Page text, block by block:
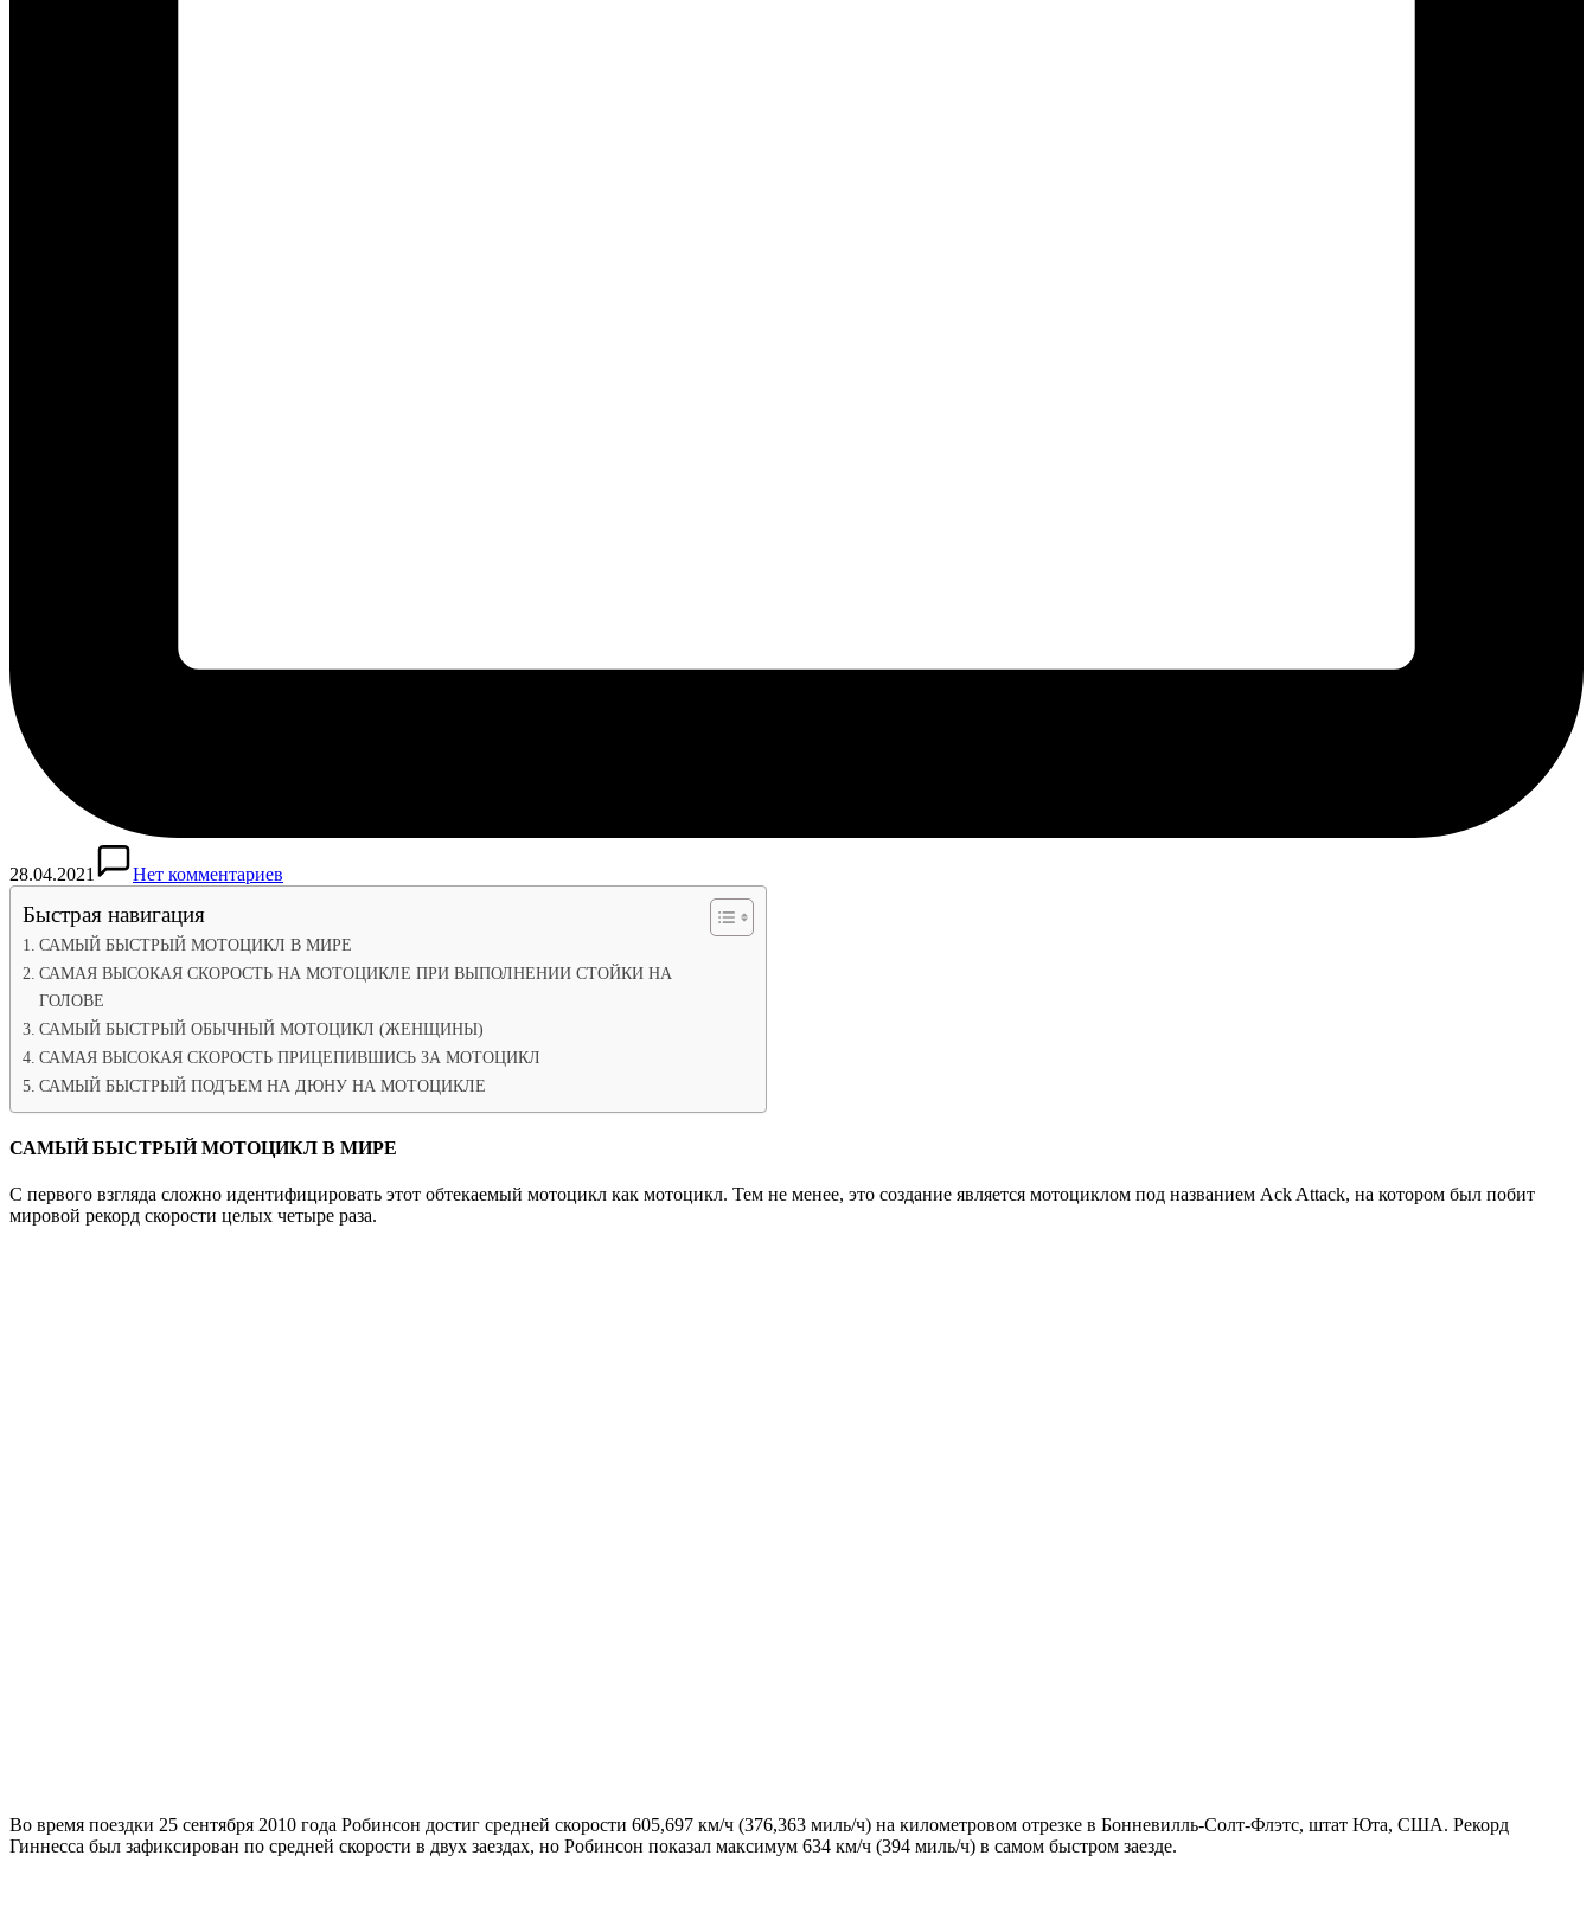
28.04.2021 Нет комментариев
Быстрая навигация
САМЫЙ БЫСТРЫЙ МОТОЦИКЛ В МИРЕ
САМАЯ ВЫСОКАЯ СКОРОСТЬ НА МОТОЦИКЛЕ ПРИ ВЫПОЛНЕНИИ СТОЙКИ НА
ГОЛОВЕ
САМЫЙ БЫСТРЫЙ ОБЫЧНЫЙ МОТОЦИКЛ (ЖЕНЩИНЫ)
САМАЯ ВЫСОКАЯ СКОРОСТЬ ПРИЦЕПИВШИСЬ ЗА МОТОЦИКЛ
САМЫЙ БЫСТРЫЙ ПОДЪЕМ НА ДЮНУ НА МОТОЦИКЛЕ
САМЫЙ БЫСТРЫЙ МОТОЦИКЛ В МИРЕ
С первого взгляда сложно идентифицировать этот обтекаемый мотоцикл как мотоцикл. Тем не менее, это создание является мотоциклом под названием Ack Attack, на котором был побит
мировой рекорд скорости целых четыре раза.
Во время поездки 25 сентября 2010 года Робинсон достиг средней скорости 605,697 км/ч (376,363 миль/ч) на километровом отрезке в Бонневилль-Солт-Флэтс, штат Юта, США. Рекорд
Гиннесса был зафиксирован по средней скорости в двух заездах, но Робинсон показал максимум 634 км/ч (394 миль/ч) в самом быстром заезде.